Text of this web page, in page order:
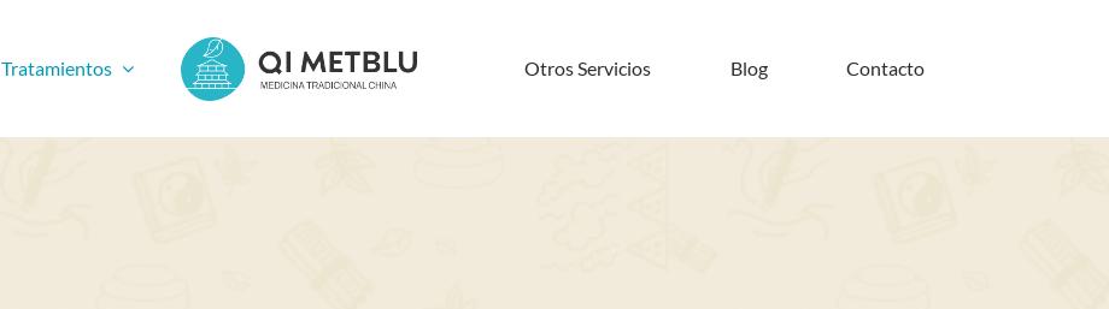
Tratamientos Otros Servicios Blog Contacto